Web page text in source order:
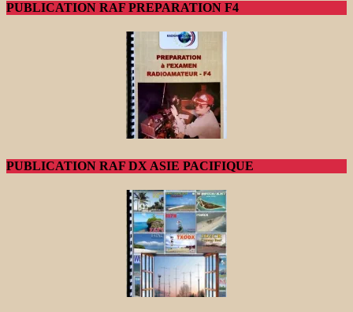
PUBLICATION RAF PREPARATION F4
PUBLICATION RAF DX ASIE PACIFIQUE